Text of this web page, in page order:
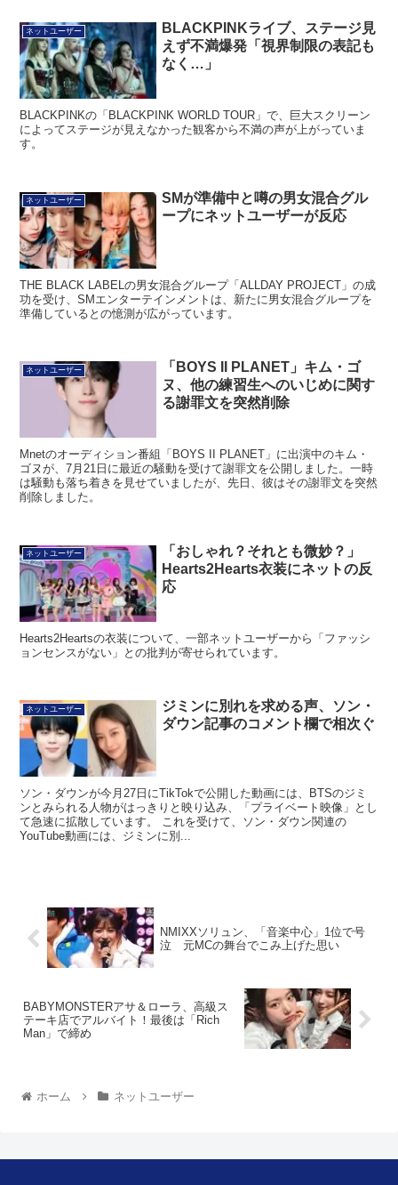
ネットユーザー
BLACKPINKライブ、ステージ見
えず不満爆発「視界制限の表記も
なく…」
BLACKPINKの「BLACKPINK WORLD TOUR」で、巨大スクリーン
によってステージが見えなかった観客から不満の声が上がっていま
す。
ネットユーザー
SMが準備中と噂の男女混合グル
ープにネットユーザーが反応
THE BLACK LABELの男女混合グループ「ALLDAY PROJECT」の成
功を受け、SMエンターテインメントは、新たに男女混合グループを
準備しているとの憶測が広がっています。
ネットユーザー
「BOYS II PLANET」キム・ゴ
ヌ、他の練習生へのいじめに関す
る謝罪文を突然削除
Mnetのオーディション番組「BOYS II PLANET」に出演中のキム・
ゴヌが、7月21日に最近の騒動を受けて謝罪文を公開しました。一時
は騒動も落ち着きを見せていましたが、先日、彼はその謝罪文を突然
削除しました。
ネットユーザー
「おしゃれ？それとも微妙？」
Hearts2Hearts衣装にネットの反
応
Hearts2Heartsの衣装について、一部ネットユーザーから「ファッシ
ョンセンスがない」との批判が寄せられています。
ネットユーザー
ジミンに別れを求める声、ソン・
ダウン記事のコメント欄で相次ぐ
ソン・ダウンが今月27日にTikTokで公開した動画には、BTSのジミ
ンとみられる人物がはっきりと映り込み、「プライベート映像」とし
て急速に拡散しています。 これを受けて、ソン・ダウン関連の
YouTube動画には、ジミンに別...
NMIXXソリュン、「音楽中心」1位で号
泣 元MCの舞台でこみ上げた思い
BABYMONSTERアサ＆ローラ、高級ス
テーキ店でアルバイト！最後は「Rich
Man」で締め
ホーム ネットユーザー